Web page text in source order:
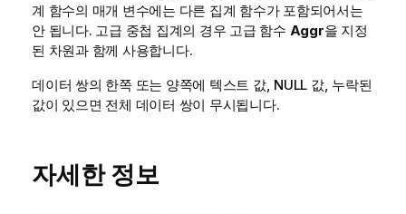
계 함수의 매개 변수에는 다른 집계 함수가 포함되어서는
안 됩니다. 고급 중첩 집계의 경우 고급 함수 Aggr을 지정
된 차원과 함께 사용합니다.
데이터 쌍의 한쪽 또는 양쪽에 텍스트 값, NULL 값, 누락된
값이 있으면 전체 데이터 쌍이 무시됩니다.
자세한 정보